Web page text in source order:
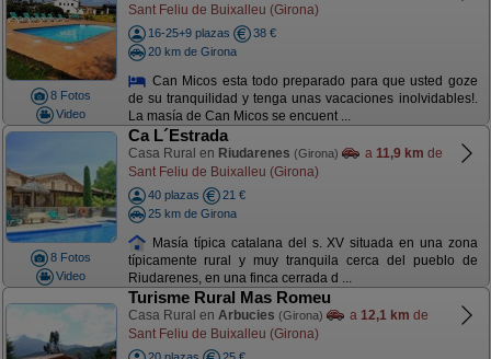
8 Fotos
Video
Sant Feliu de Buixalleu (Girona)
16-25+9 plazas
38 €
20 km de Girona
Can Micos esta todo preparado para que usted goze
de su tranquilidad y tenga unas vacaciones inolvidables!.
La masía de Can Micos se encuent ...
8 Fotos
Video
Ca L´Estrada
Casa Rural en Riudarenes (Girona) a 11,9 km de
Sant Feliu de Buixalleu (Girona)
40 plazas
21 €
25 km de Girona
Masía típica catalana del s. XV situada en una zona
típicamente rural y muy tranquila cerca del pueblo de
Riudarenes, en una finca cerrada d ...
Turisme Rural Mas Romeu
Casa Rural en Arbucies (Girona) a 12,1 km de
Sant Feliu de Buixalleu (Girona)